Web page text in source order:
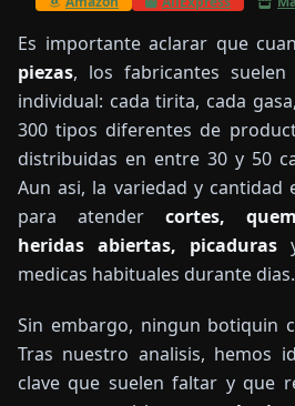
Es importante aclarar que
piezas, los fabricantes
individual: cada tirita, cada
300 tipos diferentes de
distribuidas en entre 30 y 50
Aun asi, la variedad y cantidad
para atender cortes,
heridas abiertas, picaduras
medicas habituales durante dias.
Sin embargo, ningun botiquin
Tras nuestro analisis, hemos
clave que suelen faltar y que